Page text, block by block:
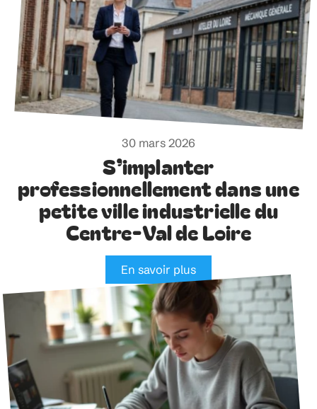
30 mars 2026
S’implanter
professionnellement dans une
petite ville industrielle du
Centre-Val de Loire
En savoir plus